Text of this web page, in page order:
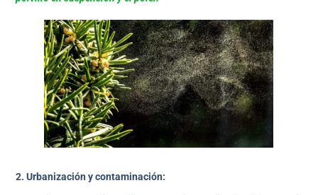
2. Urbanización y contaminación: